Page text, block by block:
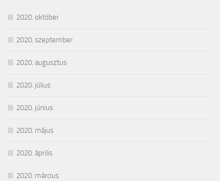
2020. október
2020. szeptember
2020. augusztus
2020. július
2020. június
2020. május
2020. április
2020. március